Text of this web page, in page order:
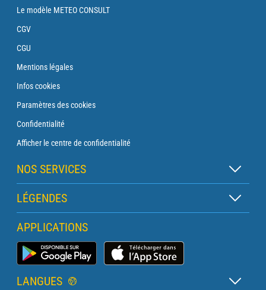
Le modèle METEO CONSULT
CGV
CGU
Mentions légales
Infos cookies
Paramètres des cookies
Confidentialité
Afficher le centre de confidentialité
NOS SERVICES
Abonnement Zen
Abonnement Balise
Abonnement Traversée
Abonnement Phare
LÉGENDES
Légende des cartes
Légende des pictogrammes
Glossaire
APPLICATIONS
Application Météo Marine
LANGUES